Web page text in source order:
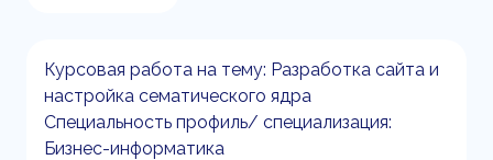
Курсовая работа на тему: Разработка сайта и
настройка сематического ядра
Специальность профиль/ специализация:
Бизнес-информатика